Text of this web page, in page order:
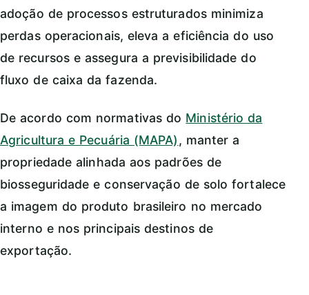
adoção de processos estruturados minimiza
perdas operacionais, eleva a eficiência do uso
de recursos e assegura a previsibilidade do
fluxo de caixa da fazenda.
De acordo com normativas do Ministério da
Agricultura e Pecuária (MAPA), manter a
propriedade alinhada aos padrões de
biosseguridade e conservação de solo fortalece
a imagem do produto brasileiro no mercado
interno e nos principais destinos de
exportação.